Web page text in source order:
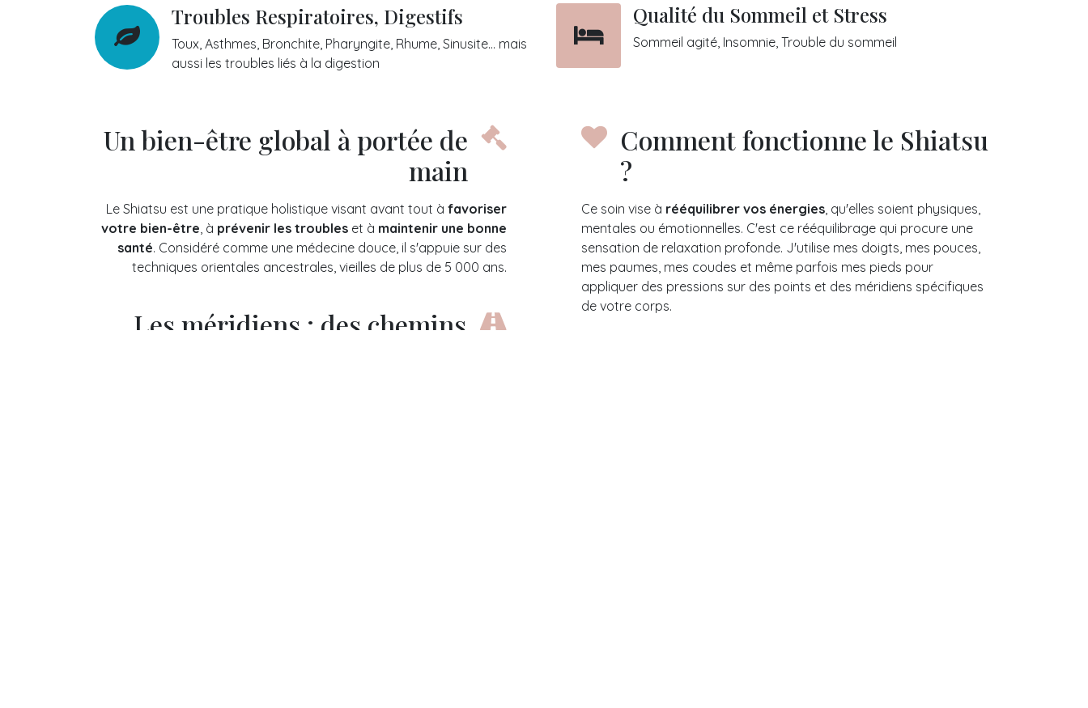
Troubles Respiratoires, Digestifs
Toux, Asthmes, Bronchite, Pharyngite, Rhume, Sinusite... mais
aussi les troubles liés à la digestion
Qualité du Sommeil et Stress
Sommeil agité, Insomnie, Trouble du sommeil
Un bien-être global à portée de
main
Le Shiatsu est une pratique holistique visant avant tout à favoriser
votre bien-être , à prévenir les troubleset à maintenir une bonne
santé. Considéré comme une médecine douce, il s'appuie sur des
techniques orientales ancestrales, vieilles de plus de 5 000 ans.
Les méridiens : des chemins
Comment fonctionne le Shiatsu
?
Ce soin vise à rééquilibrer vos énergies , qu'elles soient physiques,
mentales ou émotionnelles. C'est ce rééquilibrage qui procure une
sensation de relaxation profonde. J'utilise mes doigts, mes pouces,
mes paumes, mes coudes et même parfois mes pieds pour
appliquer des pressions sur des points et des méridiens spécifiques
de votre corps.